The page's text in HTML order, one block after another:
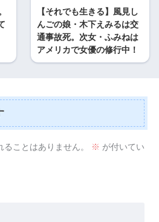
【それでも生きる】風見し
んごの娘・木下えみるは交
通事故死。次女・ふみねは
アメリカで女優の修行中！
ことはありません。 ※ が付いてい